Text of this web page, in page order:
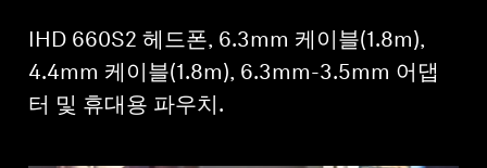
IHD 660S2 헤드폰, 6.3mm 케이블(1.8m),
4.4mm 케이블(1.8m), 6.3mm-3.5mm 어댑
터 및 휴대용 파우치.